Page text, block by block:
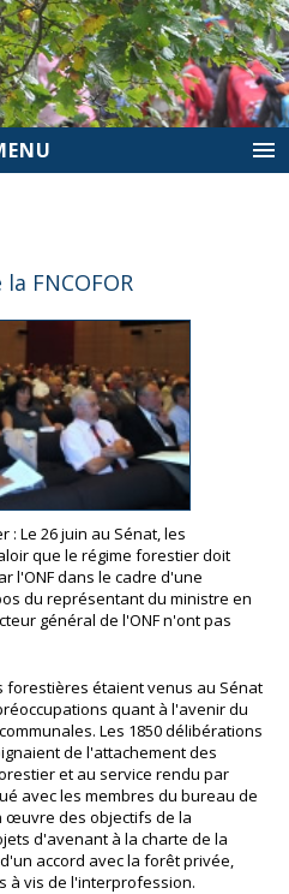
FNCOFOR
Le 26 juin au Sénat, les
que le régime forestier doit
l'ONF dans le cadre d'une
du représentant du ministre en
général de l'ONF n'ont pas
forestières étaient venus au Sénat
quant à l'avenir du
Les 1850 délibérations
de l'attachement des
et au service rendu par
avec les membres du bureau de
œuvre des objectifs de la
d'avenant à la charte de la
accord avec la forêt privée,
à vis de l'interprofession.